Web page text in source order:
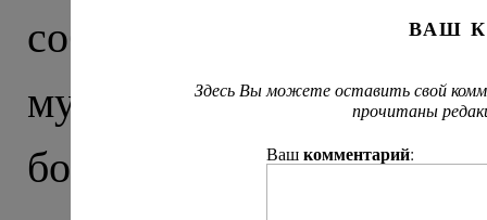
соборном храме
мужского
богослужения
ВАШ
Здесь Вы можете оставить свой
прочитаны
Вашкомментарий: